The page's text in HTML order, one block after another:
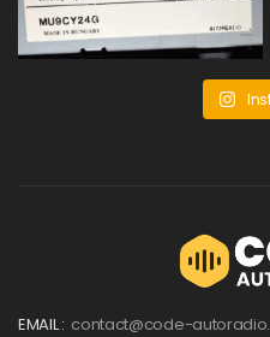
EMAIL : contact@code-